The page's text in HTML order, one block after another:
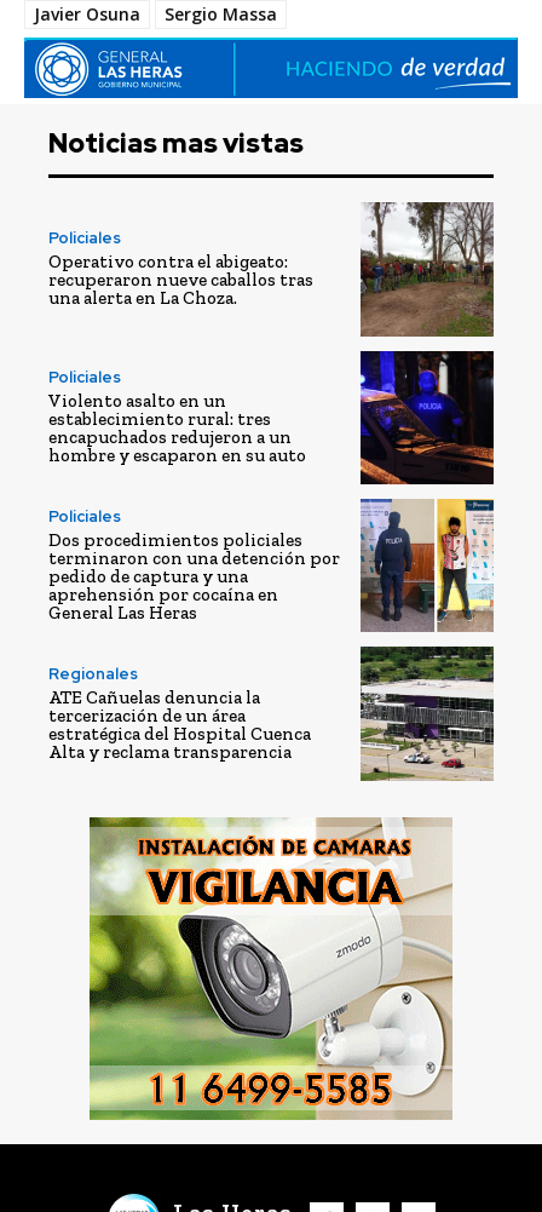
Javier Osuna
Sergio Massa
Noticias mas vistas
Policiales
Operativo contra el abigeato:
recuperaron nueve caballos tras
una alerta en La Choza.
Policiales
Violento asalto en un
establecimiento rural: tres
encapuchados redujeron a un
hombre y escaparon en su auto
Policiales
Dos procedimientos policiales
terminaron con una detención por
pedido de captura y una
aprehensión por cocaína en
General Las Heras
Regionales
ATE Cañuelas denuncia la
tercerización de un área
estratégica del Hospital Cuenca
Alta y reclama transparencia